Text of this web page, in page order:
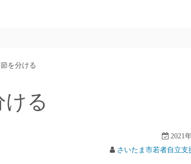
を分ける
ける
2021
さいたま市若者自立支